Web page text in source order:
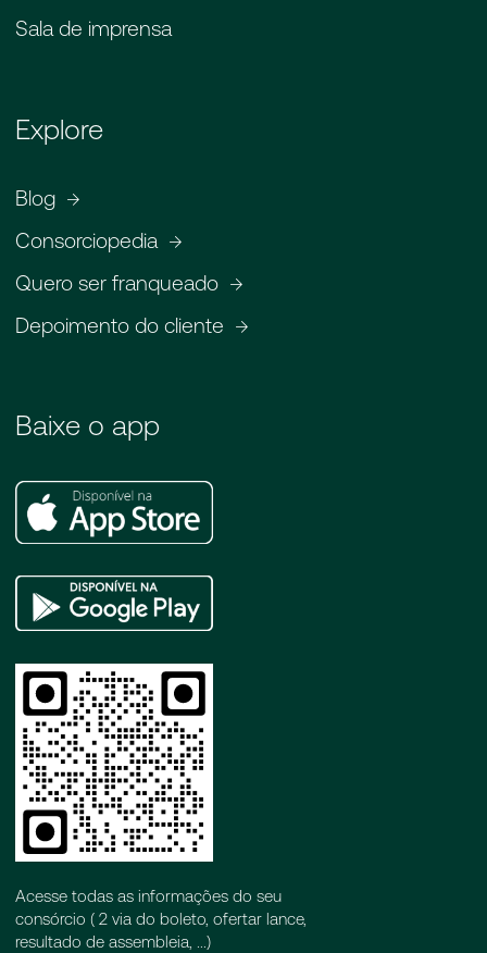
Sala de imprensa
Explore
Blog
Consorciopedia
Quero ser franqueado
Depoimento do cliente
Baixe o app
Apple
Acesse todas as informações do seu
consórcio ( 2 via do boleto, ofertar lance,
resultado de assembleia, ...)